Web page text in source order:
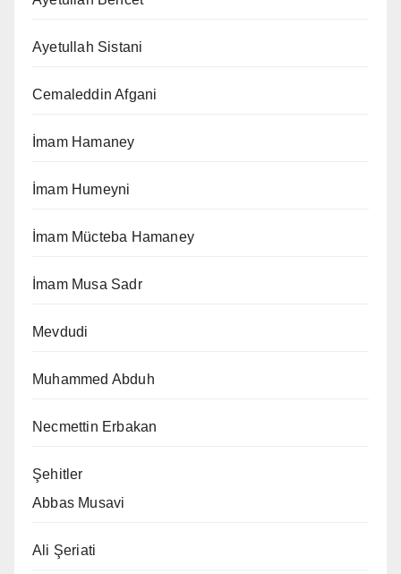
Ayetullah Sistani
Cemaleddin Afgani
İmam Hamaney
İmam Humeyni
İmam Mücteba Hamaney
İmam Musa Sadr
Mevdudi
Muhammed Abduh
Necmettin Erbakan
Şehitler
Abbas Musavi
Ali Şeriati